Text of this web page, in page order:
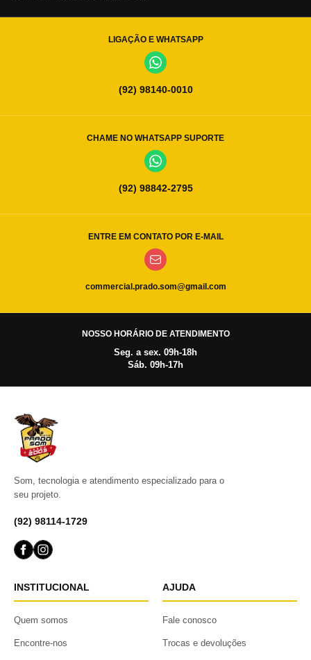
LIGAÇÃO E WHATSAPP
(92) 98140-0010
CHAME NO WHATSAPP SUPORTE
(92) 98842-2795
ENTRE EM CONTATO POR E-MAIL
commercial.prado.som@gmail.com
NOSSO HORÁRIO DE ATENDIMENTO
Seg. a sex. 09h-18h
Sáb. 09h-17h
Som, tecnologia e atendimento especializado para o
seu projeto.
(92) 98114-1729
INSTITUCIONAL
Quem somos
Encontre-nos
AJUDA
Fale conosco
Trocas e devoluções